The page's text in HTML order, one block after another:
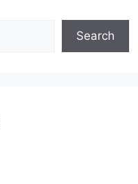
Search